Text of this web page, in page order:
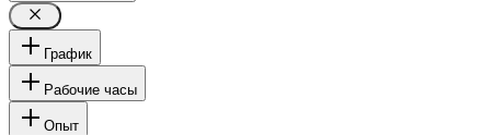
График
Рабочие часы
Опыт